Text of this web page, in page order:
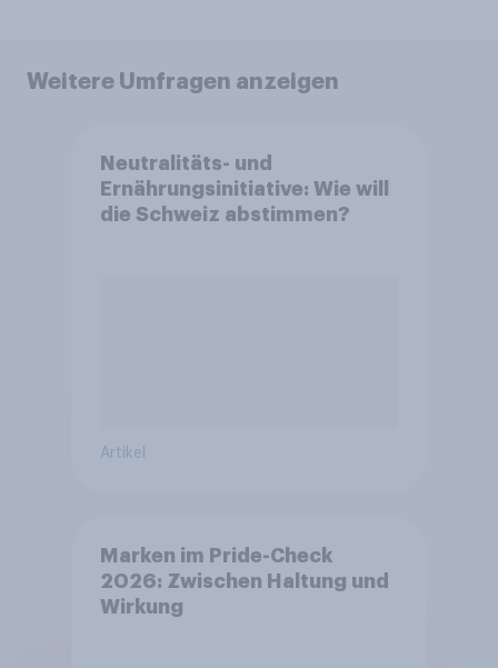
Weitere Umfragen anzeigen
Neutralitäts- und
Ernährungsinitiative: Wie will
die Schweiz abstimmen?
Artikel
Marken im Pride-Check
2026: Zwischen Haltung und
Wirkung